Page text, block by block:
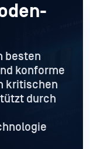
besten
konforme
kritischen
durch